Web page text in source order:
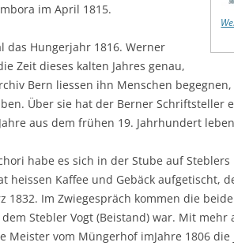
im April 1815.
das Hungerjahr 1816. Werner
Zeit dieses kalten Jahres genau,
Bern liessen ihn Menschen
Über sie hat der Berner Schriftsteller
aus dem frühen 19. Jahrhundert
habe es sich in der Stube auf
heissen Kaffee und Gebäck aufgetischt,
1832. Im Zwiegespräch kommen die
Stebler Vogt (Beistand) war. Mit mehr
Meister vom Müngerhof imJahre 1806